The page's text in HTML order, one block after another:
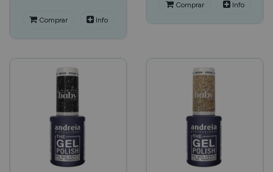
Comprar Info
Comprar Info